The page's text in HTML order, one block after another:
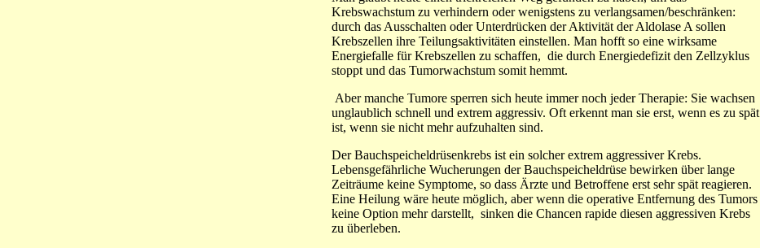
Krebswachstum zu verhindern oder wenigstens zu verlangsamen/beschränken:
durch das Ausschalten oder Unterdrücken der Aktivität der Aldolase A sollen
Krebszellen ihre Teilungsaktivitäten einstellen. Man hofft so eine wirksame
Energiefalle für Krebszellen zu schaffen, die durch Energiedefizit den Zellzyklus
stoppt und das Tumorwachstum somit hemmt.
Aber manche Tumore sperren sich heute immer noch jeder Therapie: Sie wachsen
unglaublich schnell und extrem aggressiv. Oft erkennt man sie erst, wenn es zu spät
ist, wenn sie nicht mehr aufzuhalten sind.
Der Bauchspeicheldrüsenkrebs ist ein solcher extrem aggressiver Krebs.
Lebensgefährliche Wucherungen der Bauchspeicheldrüse bewirken über lange
Zeiträume keine Symptome, so dass Ärzte und Betroffene erst sehr spät reagieren.
Eine Heilung wäre heute möglich, aber wenn die operative Entfernung des Tumors
keine Option mehr darstellt, sinken die Chancen rapide diesen aggressiven Krebs
zu überleben.